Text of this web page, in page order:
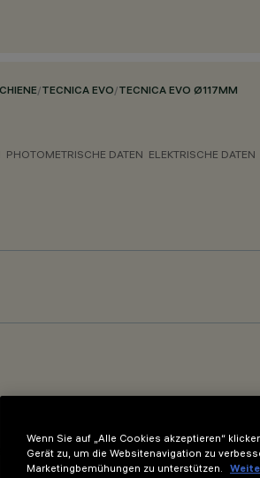
/TECNICA EVO/TECNICA EVO Ø117MM
PHOTOMETRISCHE DATEN ELEKTRISCHE DATEN
Wenn Sie auf „Alle Cookies akzeptieren“
Gerät zu, um die Websitenavigation zu
Marketingbemühungen zu unterstützen.